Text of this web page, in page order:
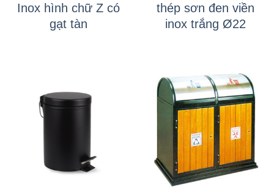
Inox hình chữ Z có
gạt tàn
thép sơn đen viền
inox trắng Ø22